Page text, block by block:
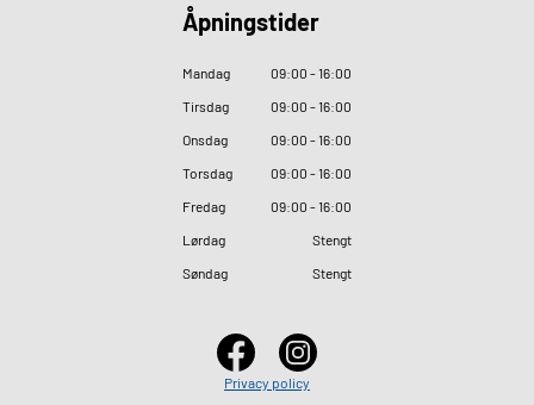
Åpningstider
Mandag 09:00 - 16:00
Tirsdag
09:00 - 16:00
Onsdag
09:00 - 16:00
Torsdag
09:00 - 16:00
Fredag
09:00 - 16:00
Lørdag
Stengt
Søndag
Stengt
Privacy policy